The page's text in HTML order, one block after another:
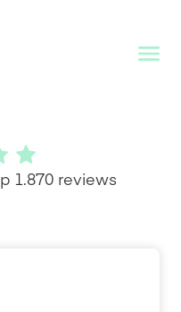
1.870 reviews